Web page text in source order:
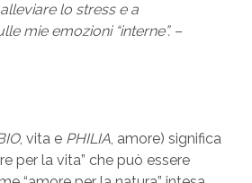
lo stress e a
mie emozioni “interne”. –
, vita e PHILIA, amore) significa
per la vita” che può essere